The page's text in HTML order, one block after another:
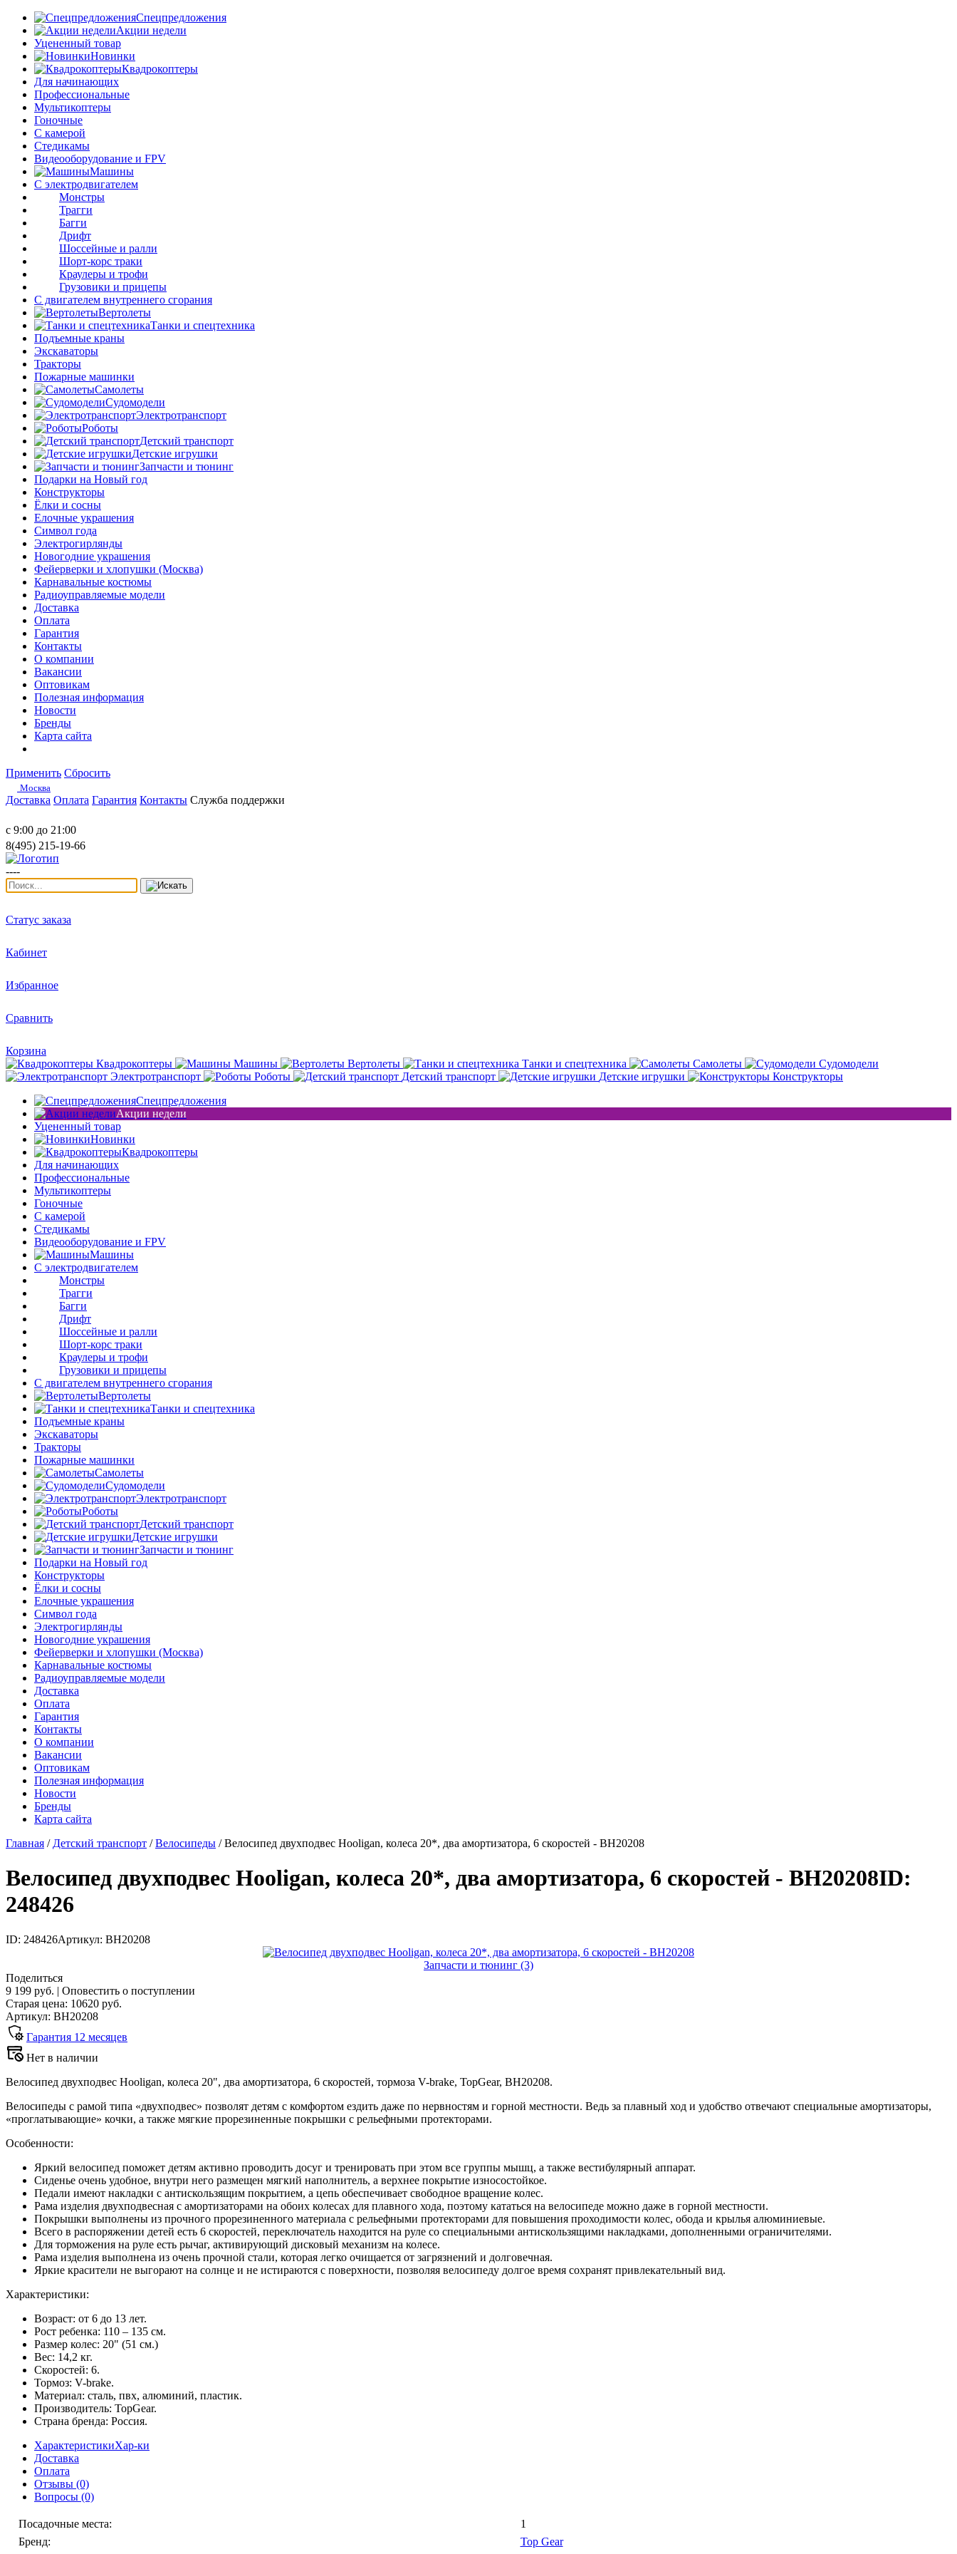
Спецпредложения
Акции недели
Уцененный товар
Новинки
Квадрокоптеры
Для начинающих
Профессиональные
Мультикоптеры
Гоночные
C камерой
Стедикамы
Видеооборудование и FPV
Машины
С электродвигателем
Монстры
Трагги
Багги
Дрифт
Шоссейные и ралли
Шорт-корс траки
Краулеры и трофи
Грузовики и прицепы
С двигателем внутреннего сгорания
Вертолеты
Танки и спецтехника
Подъемные краны
Экскаваторы
Тракторы
Пожарные машинки
Самолеты
Судомодели
Электротранспорт
Роботы
Детский транспорт
Детские игрушки
Запчасти и тюнинг
Подарки на Новый год
Конструкторы
Ёлки и сосны
Елочные украшения
Символ года
Электрогирлянды
Новогодние украшения
Фейерверки и хлопушки (Москва)
Карнавальные костюмы
Радиоуправляемые модели
Доставка
Оплата
Гарантия
Контакты
О компании
Вакансии
Оптовикам
Полезная информация
Новости
Бренды
Карта сайта
Применить Сбросить
Москва
Доставка Оплата Гарантия Контакты Служба поддержки
с 9:00 до 21:00
8(495) 215-19-66
----
Статус заказа
Кабинет
Избранное
Сравнить
Корзина
Квадрокоптеры
Машины Вертолеты Танки и спецтехника Самолеты
Судомодели
Электротранспорт
Роботы Детский транспорт Детские игрушки
Конструкторы
Спецпредложения
Акции недели
Уцененный товар
Новинки
Квадрокоптеры
Для начинающих
Профессиональные
Мультикоптеры
Гоночные
C камерой
Стедикамы
Видеооборудование и FPV
Машины
С электродвигателем
Монстры
Трагги
Багги
Дрифт
Шоссейные и ралли
Шорт-корс траки
Краулеры и трофи
Грузовики и прицепы
С двигателем внутреннего сгорания
Вертолеты
Танки и спецтехника
Подъемные краны
Экскаваторы
Тракторы
Пожарные машинки
Самолеты
Судомодели
Электротранспорт
Роботы
Детский транспорт
Детские игрушки
Запчасти и тюнинг
Подарки на Новый год
Конструкторы
Ёлки и сосны
Елочные украшения
Символ года
Электрогирлянды
Новогодние украшения
Фейерверки и хлопушки (Москва)
Карнавальные костюмы
Радиоуправляемые модели
Доставка
Оплата
Гарантия
Контакты
О компании
Вакансии
Оптовикам
Полезная информация
Новости
Бренды
Карта сайта
Главная / Детский транспорт /Велосипеды /Велосипед двухподвес Hooligan, колеса 20*, два амортизатора, 6 скоростей - ВН20208
Велосипед двухподвес Hooligan, колеса 20*, два амортизатора, 6 скоростей - ВН20208ID:
248426
ID: 248426Артикул: ВН20208
Запчасти и тюнинг (3)
Поделиться
9 199 руб. | Оповестить о поступлении
Старая цена: 10620 руб.
Артикул: ВН20208
Гарантия 12 месяцев
Нет в наличии
Велосипед двухподвес Hooligan, колеса 20", два амортизатора, 6 скоростей, тормоза V-brake, TopGear, ВН20208.
Велосипеды с рамой типа «двухподвес» позволят детям с комфортом ездить даже по нервностям и горной местности. Ведь за плавный ход и удобство отвечают специальные амортизаторы,
«проглатывающие» кочки, а также мягкие прорезиненные покрышки с рельефными протекторами.
Особенности:
Яркий велосипед поможет детям активно проводить досуг и тренировать при этом все группы мышц, а также вестибулярный аппарат.
Сиденье очень удобное, внутри него размещен мягкий наполнитель, а верхнее покрытие износостойкое.
Педали имеют накладки с антискользящим покрытием, а цепь обеспечивает свободное вращение колес.
Рама изделия двухподвесная с амортизаторами на обоих колесах для плавного хода, поэтому кататься на велосипеде можно даже в горной местности.
Покрышки выполнены из прочного прорезиненного материала с рельефными протекторами для повышения проходимости колес, обода и крылья алюминиевые.
Всего в распоряжении детей есть 6 скоростей, переключатель находится на руле со специальными антискользящими накладками, дополненными ограничителями.
Для торможения на руле есть рычаг, активирующий дисковый механизм на колесе.
Рама изделия выполнена из очень прочной стали, которая легко очищается от загрязнений и долговечная.
Яркие красители не выгорают на солнце и не истираются с поверхности, позволяя велосипеду долгое время сохранят привлекательный вид.
Характеристики:
Возраст: от 6 до 13 лет.
Рост ребенка: 110 – 135 см.
Размер колес: 20" (51 см.)
Вес: 14,2 кг.
Скоростей: 6.
Тормоз: V-brake.
Материал: сталь, пвх, алюминий, пластик.
Производитель: TopGear.
Страна бренда: Россия.
ХарактеристикиХар-ки
Доставка
Оплата
Отзывы (0)
Вопросы (0)
Посадочные места:
1
Бренд:
Top Gear